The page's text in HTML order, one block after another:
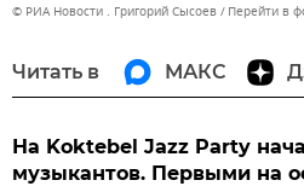
© РИА Новости . Григорий Сысоев Перейти в
Читать в МАКС
На Koktebel Jazz Party
музыкантов. Первыми на